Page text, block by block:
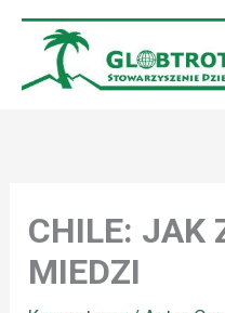
Przejdź
treści
CHILE: JAK
MIEDZI